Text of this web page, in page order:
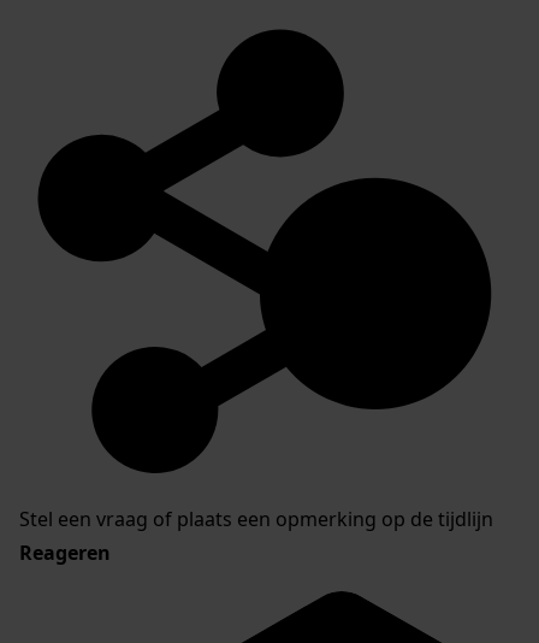
Stel een vraag of plaats een opmerking op de tijdlijn
Reageren